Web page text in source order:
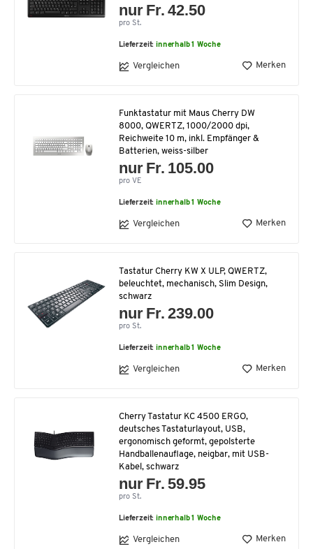
nur Fr. 42.50
pro St.
Lieferzeit:innerhalb 1 Woche
Vergleichen Merken
Funktastatur mit Maus Cherry DW
8000, QWERTZ, 1000/2000 dpi,
Reichweite 10 m, inkl. Empfänger &
Batterien, weiss-silber
nur Fr. 105.00
pro VE
Lieferzeit:innerhalb 1 Woche
Vergleichen Merken
Tastatur Cherry KW X ULP, QWERTZ,
beleuchtet, mechanisch, Slim Design,
schwarz
nur Fr. 239.00
pro St.
Lieferzeit:innerhalb 1 Woche
Vergleichen Merken
Cherry Tastatur KC 4500 ERGO,
deutsches Tastaturlayout, USB,
ergonomisch geformt, gepolsterte
Handballenauflage, neigbar, mit USB-
Kabel, schwarz
nur Fr. 59.95
pro St.
Lieferzeit:innerhalb 1 Woche
Vergleichen Merken